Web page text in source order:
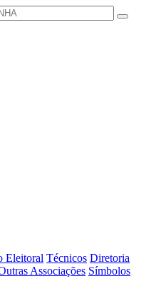
Eleitoral Técnicos Diretoria
Associações Símbolos